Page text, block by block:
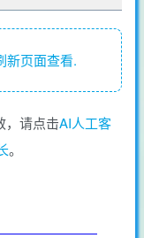
页面查看.
，请点击AI人工客
。